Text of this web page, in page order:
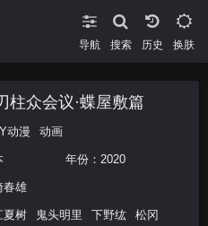
导航 搜索 换肤
柱众会议·蝶屋敷篇
动漫 动画
年份： 2020
春雄
夏树 鬼头明里 下野纮
松冈